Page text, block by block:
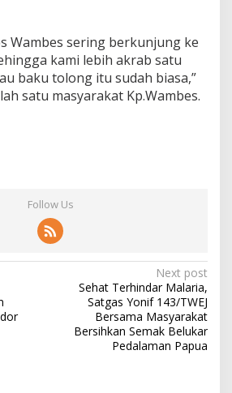
Wambes sering berkunjung ke
kami lebih akrab satu
baku tolong itu sudah biasa,”
satu masyarakat Kp.Wambes.
Follow Us
Next post
Sehat Terhindar Malaria,
Satgas Yonif 143/TWEJ
Bersama Masyarakat
Bersihkan Semak Belukar
Pedalaman Papua